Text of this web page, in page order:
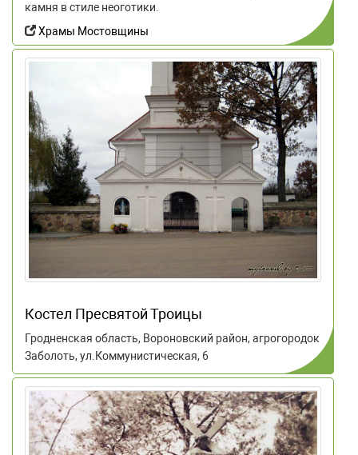
камня в стиле неоготики.
Храмы Мостовщины
Костел Пресвятой Троицы
Гродненская область, Вороновский район, агрогородок
Заболоть, ул.Коммунистическая, 6